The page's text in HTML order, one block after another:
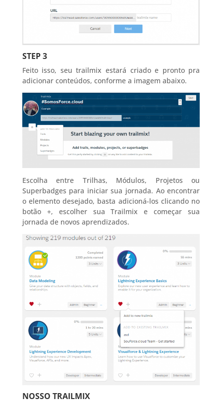
STEP 3
Feito isso, seu trailmix estará criado e pronto pra
adicionar conteúdos, conforme a imagem abaixo.
Escolha entre Trilhas, Módulos, Projetos ou
Superbadges para iniciar sua jornada. Ao encontrar
o elemento desejado, basta adicioná-los clicando no
botão +, escolher sua Trailmix e começar sua
jornada de novos aprendizados.
NOSSO TRAILMIX